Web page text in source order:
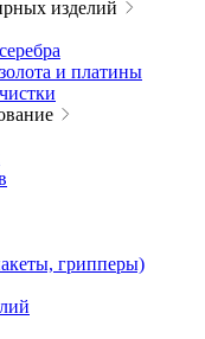
изделий
и платины
грипперы)